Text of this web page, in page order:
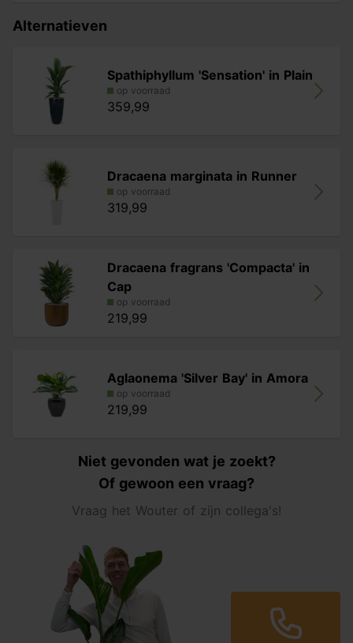
meer water dan gewone aarde en geeft het geleidelijk af
Alternatieven
Spathiphyllum 'Sensation' in Plain
op voorraad
359,99
Dracaena marginata in Runner
op voorraad
319,99
Dracaena fragrans 'Compacta' in
Cap
op voorraad
219,99
Aglaonema 'Silver Bay' in Amora
op voorraad
219,99
Niet gevonden wat je zoekt?
Of gewoon een vraag?
Vraag het Wouter of zijn collega's!